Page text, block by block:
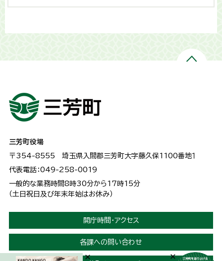
三芳町役場
〒354-8555 埼玉県入間郡三芳町大字藤久保1100番地１
代表電話：049-258-0019
一般的な業務時間8時30分から17時15分
（土日祝日及び年末年始はお休み）
開庁時間・アクセス
各課への問い合わせ